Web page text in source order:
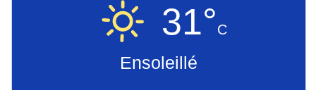
31°C
Ensoleillé